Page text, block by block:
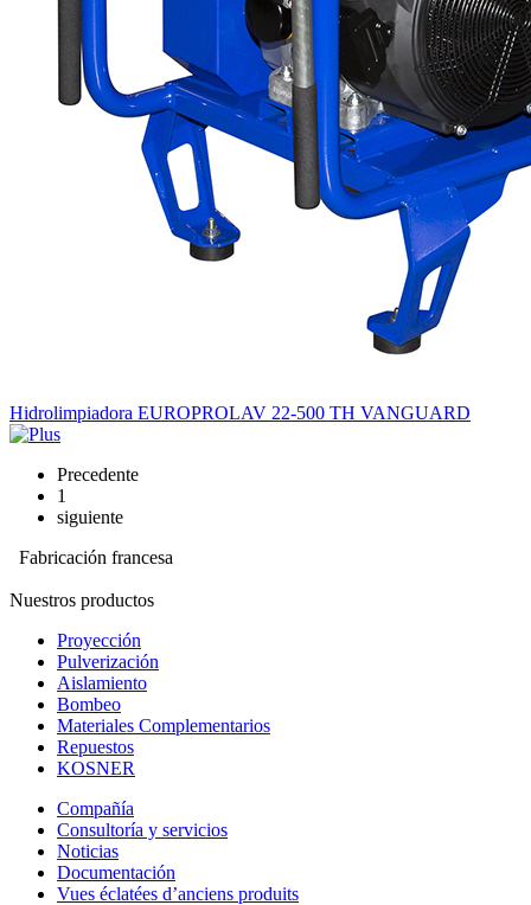
Hidrolimpiadora EUROPROLAV 22-500 TH VANGUARD
Precedente
1
siguiente
Fabricación francesa
Nuestros productos
Proyección
Pulverización
Aislamiento
Bombeo
Materiales Complementarios
Repuestos
KOSNER
Compañía
Consultoría y servicios
Noticias
Documentación
Vues éclatées d’anciens produits